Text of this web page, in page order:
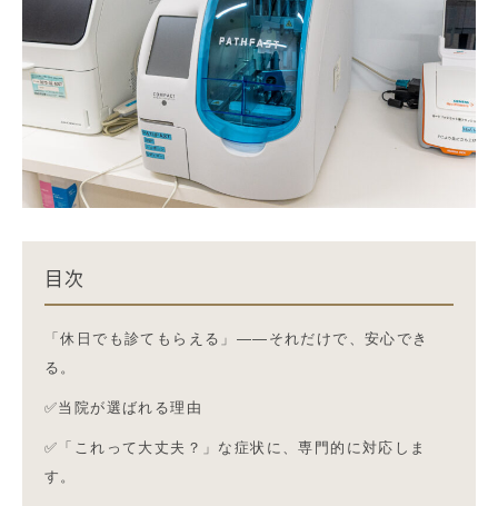
目次
「休日でも診てもらえる」——それだけで、安心でき
る。
✅当院が選ばれる理由
✅「これって大丈夫？」な症状に、専門的に対応しま
す。